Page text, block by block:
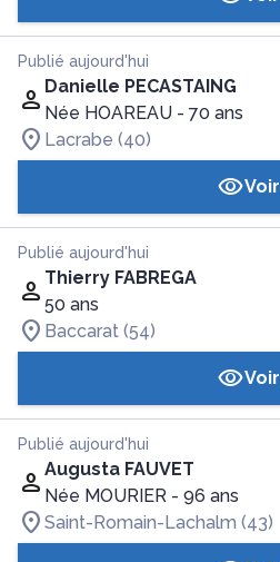
Publié aujourd'hui
Danielle PECASTAING
Née HOAREAU - 70 ans
Lacrabe (40)
Voir
Publié aujourd'hui
Thierry FABREGA
50 ans
Baccarat (54)
Voir
Publié aujourd'hui
Augusta FAUVET
Née MOURIER - 96 ans
Saint-Romain-Lachalm (43)